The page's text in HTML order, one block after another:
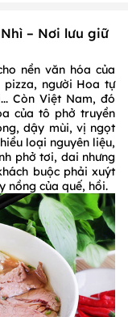
– Nơi lưu giữ
nền văn hóa của
người Hoa tự
Còn Việt Nam, đó
của tô phở truyền
dậy mùi, vị ngọt
loại nguyên liệu,
phở tơi, dai nhưng
buộc phải xuýt
nồng của quế, hồi.